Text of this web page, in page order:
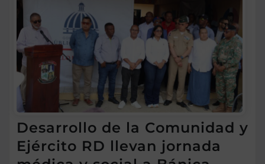
Desarrollo de la Comunidad y
Ejército RD llevan jornada